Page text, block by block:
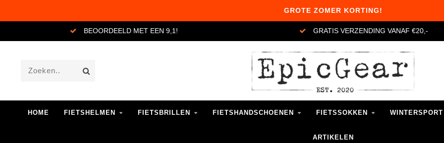
GROTE ZOMER KORTING!
BEOORDEELD MET EEN 9,1! GRATIS VERZENDING VANAF €20,-
HOME FIETSHELMEN FIETSBRILLEN FIETSHANDSCHOENEN FIETSSOKKEN WINTERSPORT
ARTIKELEN